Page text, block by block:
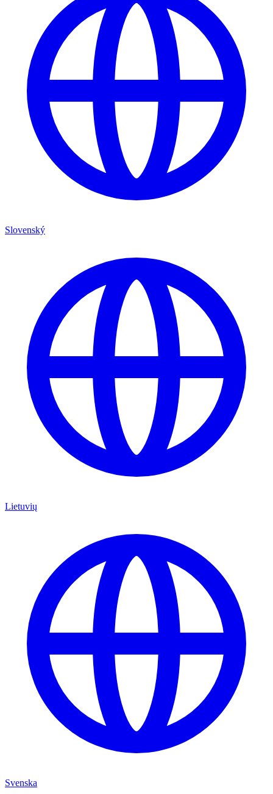
Slovenský
Lietuvių
Svenska